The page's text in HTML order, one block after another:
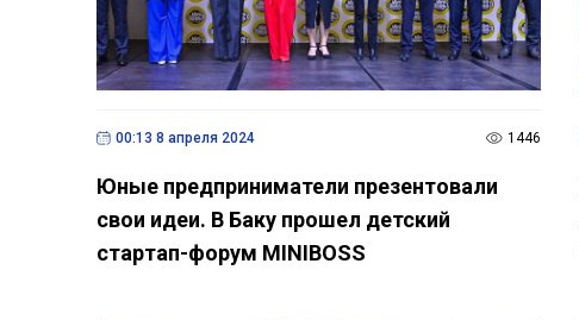
00:13 8 апреля 2024 1446
Юные предприниматели презентовали
свои идеи. В Баку прошел детский
стартап-форум MINIBOSS